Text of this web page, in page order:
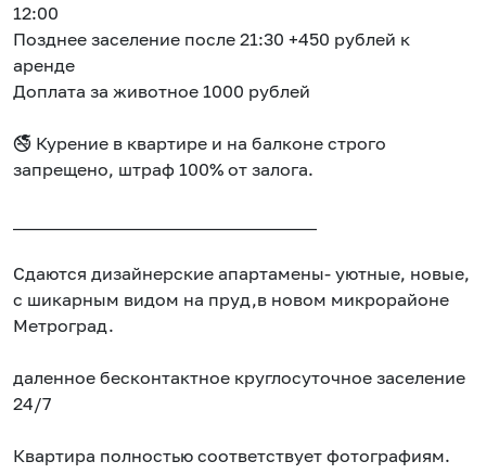
12:00
Позднее заселение после 21:30 +450 рублей к
аренде
Доплата за животное 1000 рублей
🚭 Курение в квартире и на балконе строго
запрещено, штраф 100% от залога.
Сдаются дизайнерские апартамены- уютные, новые,
с шикарным видом на пруд,в новом микрорайоне
Метроград.
даленное бесконтактное круглосуточное заселение
24/7
Квартира полностью соответствует фотографиям.